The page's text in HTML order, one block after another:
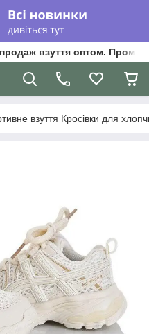
взуття оптом.
взуття Кросівки для